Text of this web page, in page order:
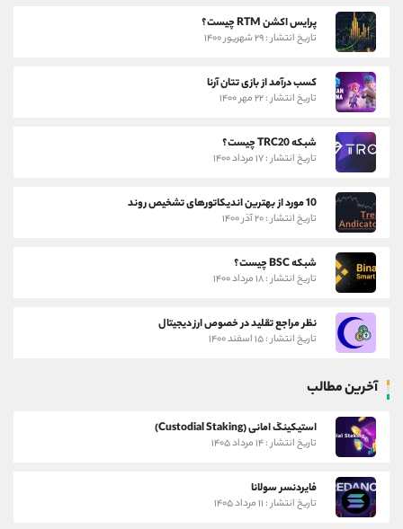
پرایس اکشن RTM چیست؟
تاریخ انتشار : ۲۹ شهریور ۱۴۰۰
کسب درآمد از بازی تتان آرنا
تاریخ انتشار : ۲۲ مهر ۱۴۰۰
شبکه TRC20 چیست؟
تاریخ انتشار : ۱۷ مرداد ۱۴۰۰
10 مورد از بهترین اندیکاتورهای تشخیص روند
تاریخ انتشار : ۲۰ آذر ۱۴۰۰
شبکه BSC چیست؟
تاریخ انتشار : ۱۸ مرداد ۱۴۰۰
نظر مراجع تقلید در خصوص ارز دیجیتال
تاریخ انتشار : ۱۵ اسفند ۱۴۰۰
آخرین مطالب
استیکینگ امانی (Custodial Staking)
تاریخ انتشار : ۱۴ مرداد ۱۴۰۵
فایردنسر سولانا
تاریخ انتشار : ۱۱ مرداد ۱۴۰۵